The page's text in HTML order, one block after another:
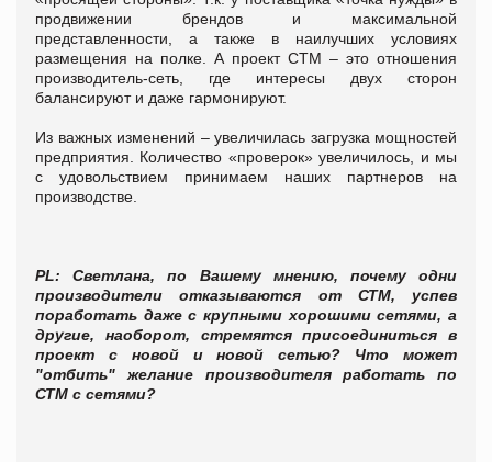
продвижении брендов и максимальной
представленности, а также в наилучших условиях
размещения на полке. А проект СТМ – это отношения
производитель-сеть, где интересы двух сторон
балансируют и даже гармонируют.
Из важных изменений – увеличилась загрузка мощностей
предприятия. Количество «проверок» увеличилось, и мы
с удовольствием принимаем наших партнеров на
производстве.
PL: Светлана, по Вашему мнению, почему одни
производители отказываются от СТМ, успев
поработать даже с крупными хорошими сетями, а
другие, наоборот, стремятся присоединиться в
проект с новой и новой сетью? Что может
"отбить" желание производителя работать по
СТМ с сетями?